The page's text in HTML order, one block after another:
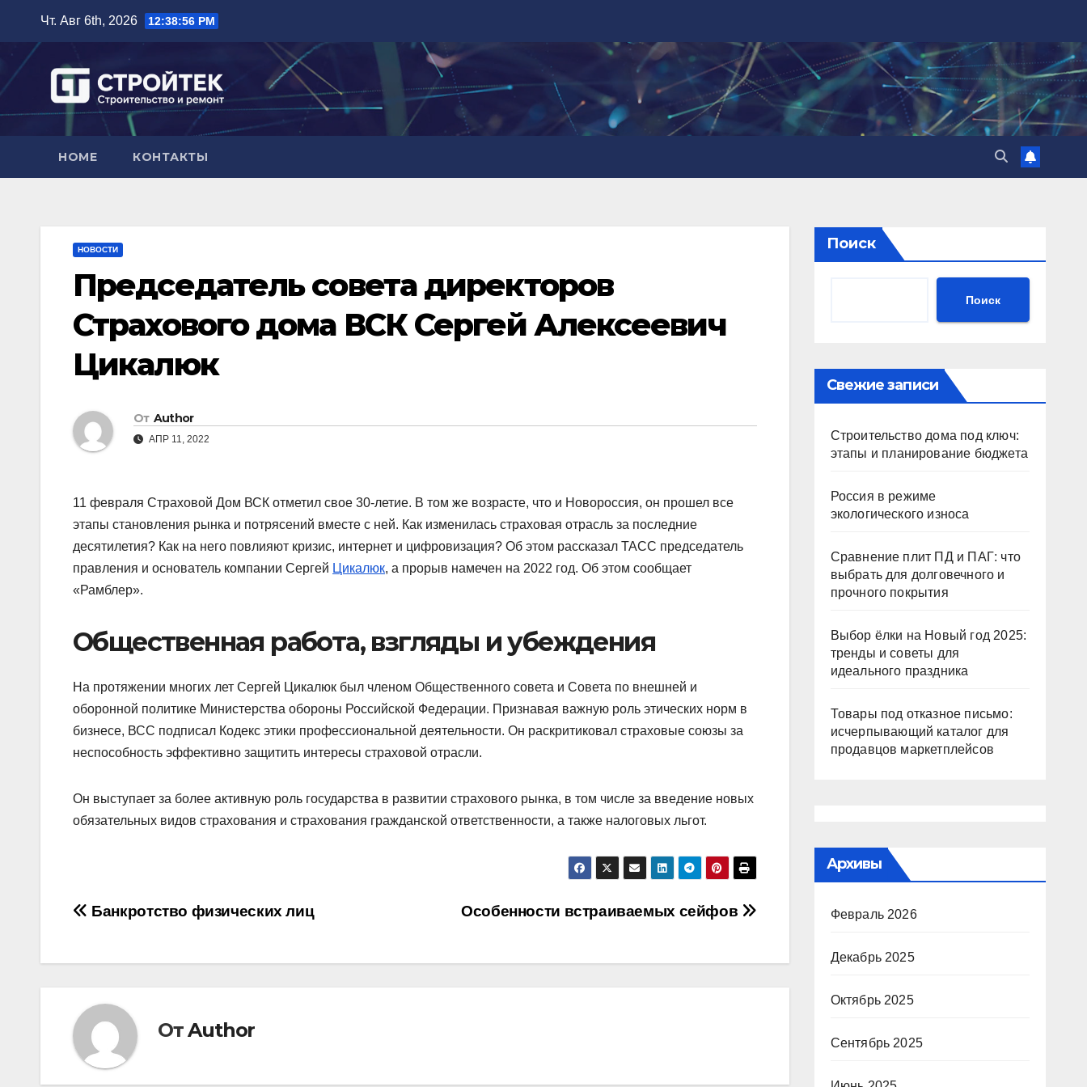
содержимому
Чт. Авг 6th, 2026 12:38:57 PM
HOME КОНТАКТЫ
НОВОСТИ
Председатель совета директоров
Страхового дома ВСК Сергей Алексеевич
Цикалюк
От Author
АПР 11, 2022
11 февраля Страховой Дом ВСК отметил свое 30-летие. В том же возрасте, что и Новороссия, он прошел все
этапы становления рынка и потрясений вместе с ней. Как изменилась страховая отрасль за последние
десятилетия? Как на него повлияют кризис, интернет и цифровизация? Об этом рассказал ТАСС председатель
правления и основатель компании Сергей Цикалюк, а прорыв намечен на 2022 год. Об этом сообщает
«Рамблер».
Общественная работа, взгляды и убеждения
На протяжении многих лет Сергей Цикалюк был членом Общественного совета и Совета по внешней и
оборонной политике Министерства обороны Российской Федерации. Признавая важную роль этических норм в
бизнесе, ВСС подписал Кодекс этики профессиональной деятельности. Он раскритиковал страховые союзы за
неспособность эффективно защитить интересы страховой отрасли.
Он выступает за более активную роль государства в развитии страхового рынка, в том числе за введение новых
обязательных видов страхования и страхования гражданской ответственности, а также налоговых льгот.
Навигация
Особенности встраиваемых сейфов
Банкротство физических лиц
ОтAuthor
Поиск
Поиск
Свежие записи
Строительство дома под ключ:
этапы и планирование бюджета
Россия в режиме
экологического износа
Сравнение плит ПД и ПАГ: что
выбрать для долговечного и
прочного покрытия
Выбор ёлки на Новый год 2025:
тренды и советы для
идеального праздника
Товары под отказное письмо:
исчерпывающий каталог для
продавцов маркетплейсов
Архивы
Февраль 2026
Декабрь 2025
Октябрь 2025
Сентябрь 2025